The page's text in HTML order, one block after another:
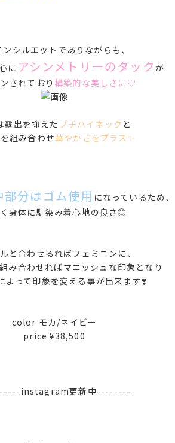
ンシルエットでありながらも、
に アシンメトリーのタック が
されており 構築的な美しさに♡
露出を抑えたプチハイネック と
を組み合わせ華やかさをプラス✨
部分はゴム使用 になっているため、
身体に馴染み着心地の良さ◎
と合わせるればフェミニンに、
み合わせればマニッシュな印象となり
よって印象を変える事が出来ます❣️
color モカ/ネイビー
price ¥38,500
instagram更新中--------